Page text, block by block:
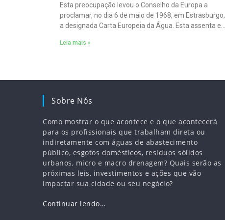
Esta preocupação levou o Conselho da Europa a
proclamar, no dia 6 de maio de 1968, em Estrasburgo,
a designada Carta Europeia da Água. Esta assenta em
Leia mais »
Sobre Nós
Como mostrar o que acontece e o que acontecerá
para os profissionais que trabalham direta ou
indiretamente com águas de abastecimento
público, esgotos domésticos, resíduos sólidos
urbanos, micro e macro drenagem? Quais serão as
próximas leis, investimentos e ações que vão
impactar sua cidade ou seu negócio?
Continuar lendo…